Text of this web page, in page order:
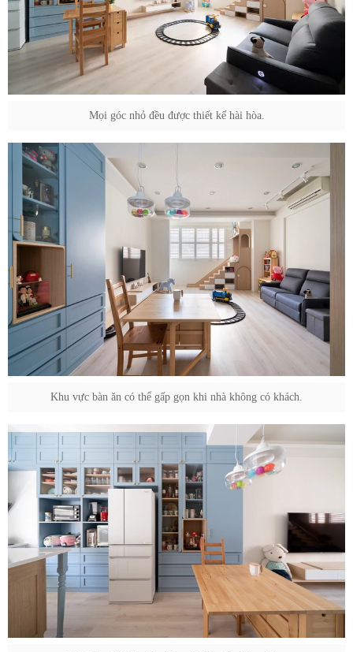
Mọi góc nhỏ đều được thiết kế hài hòa.
Khu vực bàn ăn có thể gấp gọn khi nhà không có khách.